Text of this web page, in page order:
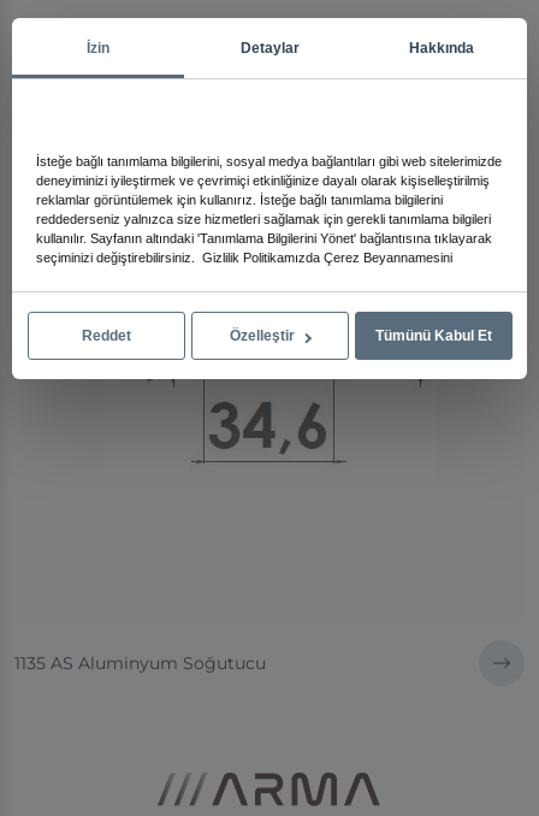
Diğer Ürünleri İnceleyin
1135 AS Aluminyum Soğutucu
İzin Detaylar Hakkında
İsteğe bağlı tanımlama bilgilerini, sosyal medya bağlantıları gibi web sitelerimizde
deneyiminizi iyileştirmek ve çevrimiçi etkinliğinize dayalı olarak kişiselleştirilmiş
reklamlar görüntülemek için kullanırız. İsteğe bağlı tanımlama bilgilerini
reddederseniz yalnızca size hizmetleri sağlamak için gerekli tanımlama bilgileri
kullanılır. Sayfanın altındaki 'Tanımlama Bilgilerini Yönet' bağlantısına tıklayarak
seçiminizi değiştirebilirsiniz. Gizlilik Politikamızda Çerez Beyannamesini
Reddet Özelleştir Tümünü Kabul Et